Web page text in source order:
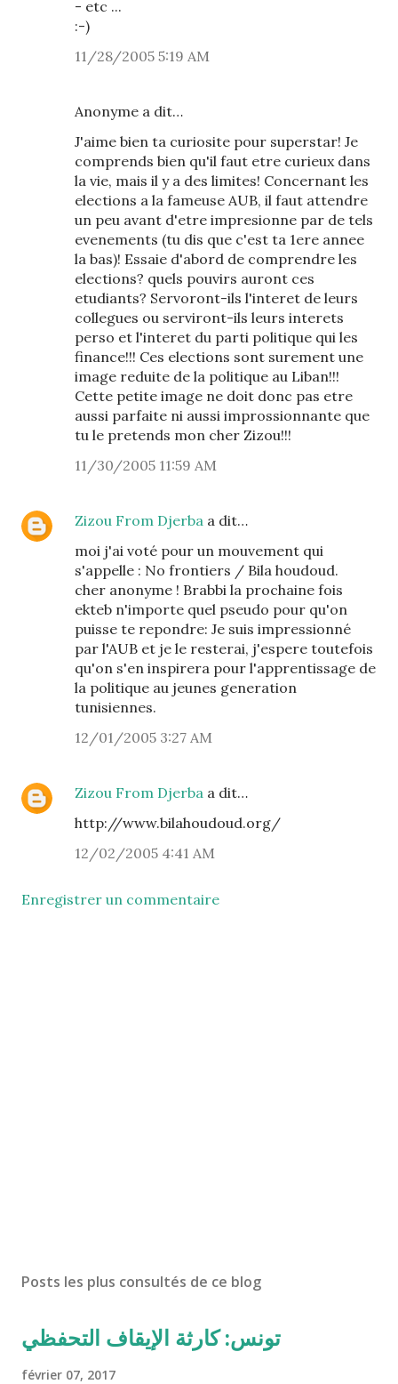
- etc ...
:-)
11/28/2005 5:19 AM
Anonyme a dit…
J'aime bien ta curiosite pour superstar! Je
comprends bien qu'il faut etre curieux dans
la vie, mais il y a des limites! Concernant les
elections a la fameuse AUB, il faut attendre
un peu avant d'etre impresionne par de tels
evenements (tu dis que c'est ta 1ere annee
la bas)! Essaie d'abord de comprendre les
elections? quels pouvirs auront ces
etudiants? Servoront-ils l'interet de leurs
collegues ou serviront-ils leurs interets
perso et l'interet du parti politique qui les
finance!!! Ces elections sont surement une
image reduite de la politique au Liban!!!
Cette petite image ne doit donc pas etre
aussi parfaite ni aussi improssionnante que
tu le pretends mon cher Zizou!!!
11/30/2005 11:59 AM
Zizou From Djerba a dit…
moi j'ai voté pour un mouvement qui
s'appelle : No frontiers / Bila houdoud.
cher anonyme ! Brabbi la prochaine fois
ekteb n'importe quel pseudo pour qu'on
puisse te repondre: Je suis impressionné
par l'AUB et je le resterai, j'espere toutefois
qu'on s'en inspirera pour l'apprentissage de
la politique au jeunes generation
tunisiennes.
12/01/2005 3:27 AM
Zizou From Djerba a dit…
http://www.bilahoudoud.org/
12/02/2005 4:41 AM
Enregistrer un commentaire
Posts les plus consultés de ce blog
تونس: كارثة الإيقاف التحفظي
février 07, 2017